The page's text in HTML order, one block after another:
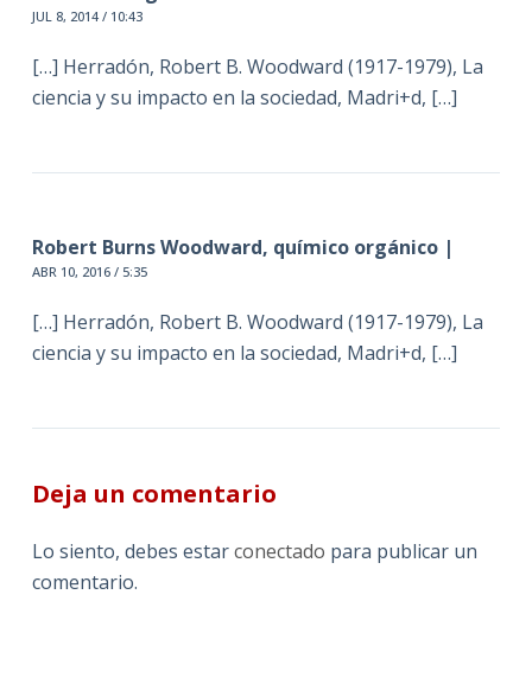
JUL 8, 2014 / 10:43
[…] Herradón, Robert B. Woodward (1917-1979), La
ciencia y su impacto en la sociedad, Madri+d, […]
Robert Burns Woodward, químico orgánico |
ABR 10, 2016 / 5:35
[…] Herradón, Robert B. Woodward (1917-1979), La
ciencia y su impacto en la sociedad, Madri+d, […]
Deja un comentario
Lo siento, debes estarconectado para publicar un
comentario.